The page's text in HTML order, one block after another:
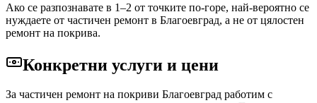
Ако се разпознавате в 1–2 от точките по-горе, най-вероятно се
нуждаете от частичен ремонт в Благоевград, а не от цялостен
ремонт на покрива.
Конкретни услуги и цени
За частичен ремонт на покриви Благоевград работим с